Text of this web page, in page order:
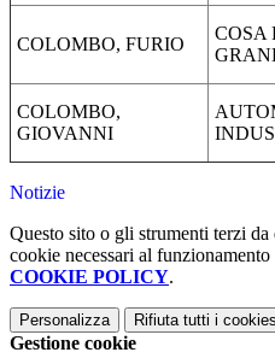
COLOMBO, FURIO
COSA
COLOMBO,
GIOVANNI
Notizie
Questo sito o gli strumenti terzi
cookie necessari al
COOKIE POLICY.
Personalizza Rifiuta tutti i cookies
Gestione cookie